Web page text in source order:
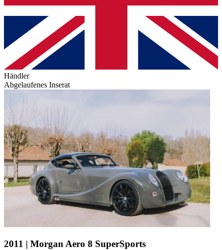
Händler
Abgelaufenes Inserat
2011 | Morgan Aero 8 SuperSports